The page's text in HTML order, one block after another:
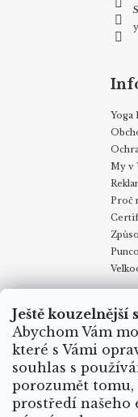
Ještě kouzelnější
Abychom Vám
které s Vámi
souhlas s
porozumět tomu,
prostředí našeho
Yoga
My v
Proč
Obchodní
Reklamace